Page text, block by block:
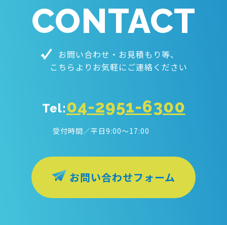
CONTACT
お問い合わせ・お見積もり等、
こちらよりお気軽にご連絡ください
Tel:04-2951-6300
受付時間／平日9:00〜17:00
お問い合わせフォーム